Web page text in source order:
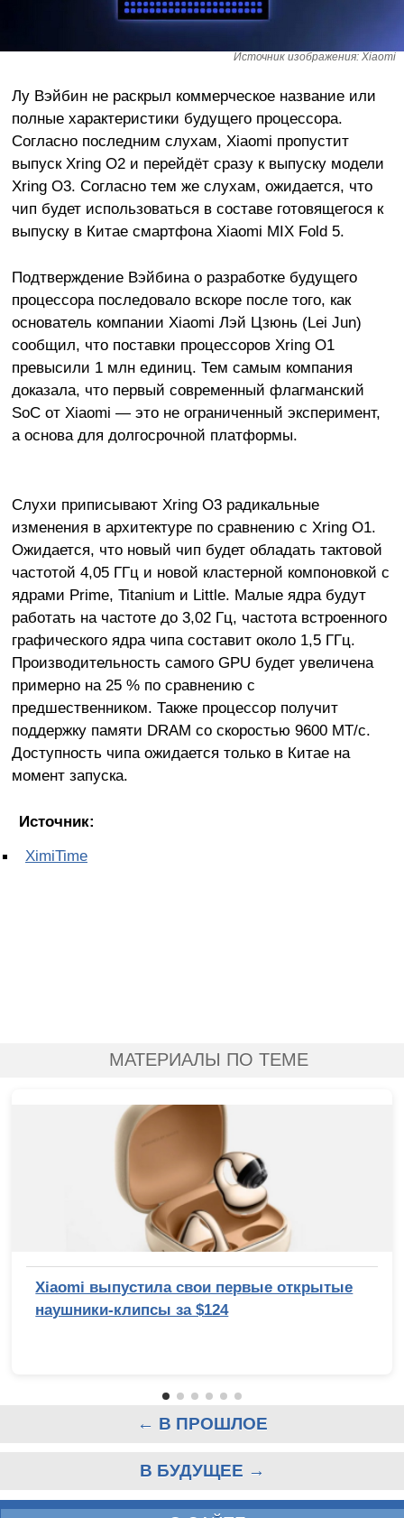
Источник изображения: Xiaomi
Лу Вэйбин не раскрыл коммерческое название или
полные характеристики будущего процессора.
Согласно последним слухам, Xiaomi пропустит
выпуск Xring O2 и перейдёт сразу к выпуску модели
Xring O3. Согласно тем же слухам, ожидается, что
чип будет использоваться в составе готовящегося к
выпуску в Китае смартфона Xiaomi MIX Fold 5.
Подтверждение Вэйбина о разработке будущего
процессора последовало вскоре после того, как
основатель компании Xiaomi Лэй Цзюнь (Lei Jun)
сообщил, что поставки процессоров Xring O1
превысили 1 млн единиц. Тем самым компания
доказала, что первый современный флагманский
SoC от Xiaomi — это не ограниченный эксперимент,
а основа для долгосрочной платформы.
Слухи приписывают Xring O3 радикальные
изменения в архитектуре по сравнению с Xring O1.
Ожидается, что новый чип будет обладать тактовой
частотой 4,05 ГГц и новой кластерной компоновкой с
ядрами Prime, Titanium и Little. Малые ядра будут
работать на частоте до 3,02 Гц, частота встроенного
графического ядра чипа составит около 1,5 ГГц.
Производительность самого GPU будет увеличена
примерно на 25 % по сравнению с
предшественником. Также процессор получит
поддержку памяти DRAM со скоростью 9600 МТ/с.
Доступность чипа ожидается только в Китае на
момент запуска.
Источник:
XimiTime
МАТЕРИАЛЫ ПО ТЕМЕ
Xiaomi выпустила свои первые открытые
наушники-клипсы за $124
← В ПРОШЛОЕ
В БУДУЩЕЕ →